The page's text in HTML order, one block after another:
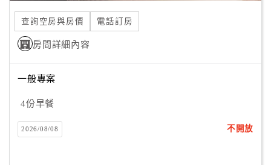
品
宣
傳
查詢空房與房價 電話訂房
房間詳細內容
一般專案
4份早餐
2026/08/08 不開放